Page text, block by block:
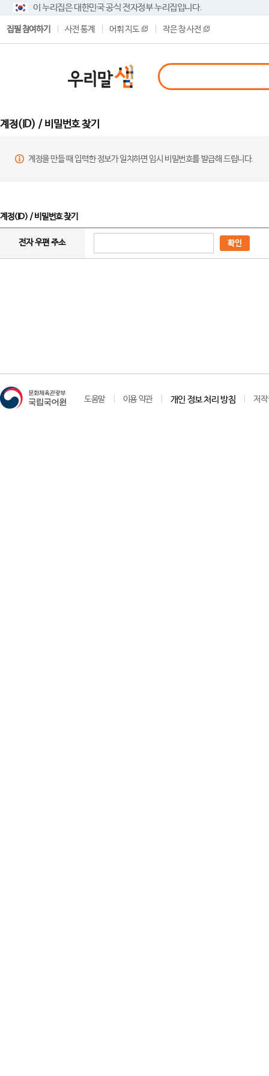
이 누리집은 대한민국 공식 전자정부 누리집입니다.
집필 참여하기 사전 통계 어휘 지도 작은 창 사전
계정(ID) / 비밀번호 찾기
계정을 만들 때 입력한 정보가 일치하면 임시 비밀번호를 발급해 드립니다.
계정(ID) / 비밀번호 찾기
전자 우편 주소 확인
도움말 이용 약관 개인 정보 처리 방침 저